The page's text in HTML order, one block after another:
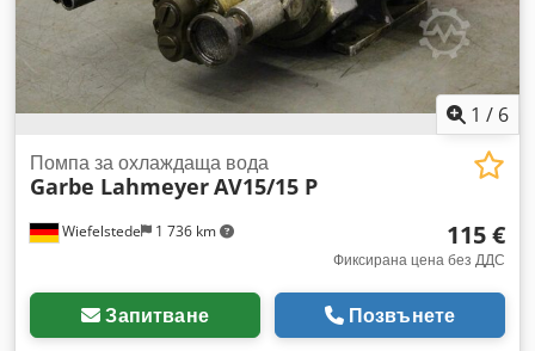
1 / 6
Wiefelstede 1 736 km
Помпа за охлаждаща вода
Garbe LahmeyerAV15/15 P
115 €
Фиксирана цена без ДДС
Запитване Позвънете